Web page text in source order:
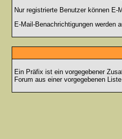
Nur registrierte Benutzer können
E-Mail-Benachrichtigungen werden
Ein Präfix ist ein vorgegebener
Forum aus einer vorgegebenen